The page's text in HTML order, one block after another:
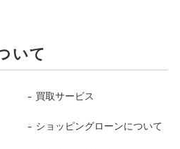
いて
買取サービス
ショッピングローンについて